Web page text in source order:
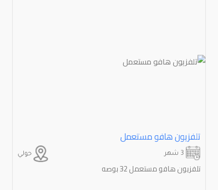
تلفزيون هافو مستعمل
حولي
تلفزيون هافو مستعمل 32 بوصه